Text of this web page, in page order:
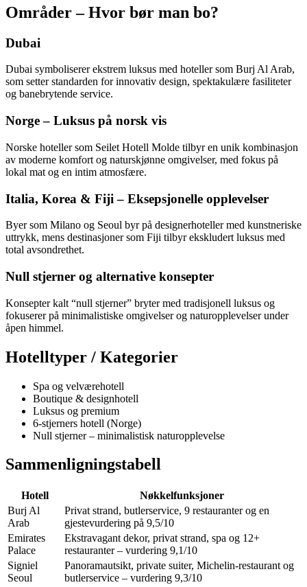
Områder – Hvor bør man bo?
Dubai
Dubai symboliserer ekstrem luksus med hoteller som Burj Al Arab,
som setter standarden for innovativ design, spektakulære fasiliteter
og banebrytende service.
Norge – Luksus på norsk vis
Norske hoteller som Seilet Hotell Molde tilbyr en unik kombinasjon
av moderne komfort og naturskjønne omgivelser, med fokus på
lokal mat og en intim atmosfære.
Italia, Korea & Fiji – Eksepsjonelle opplevelser
Byer som Milano og Seoul byr på designerhoteller med kunstneriske
uttrykk, mens destinasjoner som Fiji tilbyr ekskludert luksus med
total avsondrethet.
Null stjerner og alternative konsepter
Konsepter kalt “null stjerner” bryter med tradisjonell luksus og
fokuserer på minimalistiske omgivelser og naturopplevelser under
åpen himmel.
Hotelltyper / Kategorier
Spa og velværehotell
Boutique & designhotell
Luksus og premium
6-stjerners hotell (Norge)
Null stjerner – minimalistisk naturopplevelse
Sammenligningstabell
Hotell
Nøkkelfunksjoner
Burj Al
Arab
Privat strand, butlerservice, 9 restauranter og en
gjestevurdering på 9,5/10
Emirates
Palace
Ekstravagant dekor, privat strand, spa og 12+
restauranter – vurdering 9,1/10
Signiel
Seoul
Panoramautsikt, private suiter, Michelin-restaurant og
butlerservice – vurdering 9,3/10